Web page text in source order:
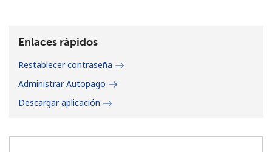
Enlaces rápidos
Restablecer contraseña
Administrar Autopago
Descargar aplicación